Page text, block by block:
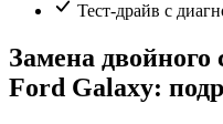
Тест-драйв с
Замена двойного
Ford Galaxy: